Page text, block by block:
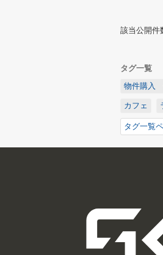
該当公開件
タグ一覧
物件購入
カフェ
タグ一覧